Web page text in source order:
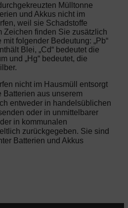
Mülltonne
und Akkus nicht im
weil sie Schadstoffe
Zeichen finden Sie zusätzlich
folgender Bedeutung: „Pb“
Blei, „Cd“ bedeutet die
und „Hg“ bedeutet, die
nicht im Hausmüll entsorgt
aus unserem
entweder in handelsüblichen
oder in unmittelbarer
in kommunalen
zurückgegeben. Sie sind
Batterien und Akkus